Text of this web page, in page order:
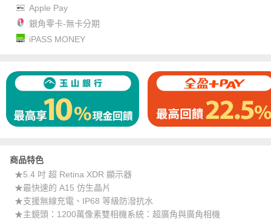
Apple Pay
銀角零卡-無卡分期
iPASS MONEY
商品特色
★5.4 吋 超 Retina XDR 顯示器
★最快速的 A15 仿生晶片
★支援無線充電、IP68 等級防潑抗水
★主鏡頭：1200萬像素雙相機系統：超廣角與廣角相機